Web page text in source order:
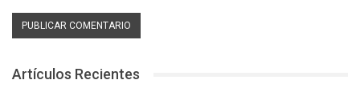
Artículos Recientes